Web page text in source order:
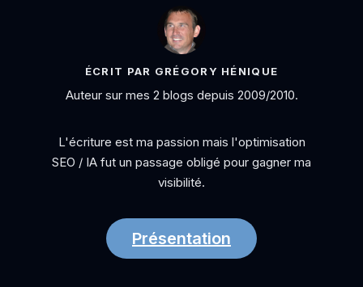
ÉCRIT PAR GRÉGORY HÉNIQUE
Auteur sur mes 2 blogs depuis 2009/2010.
L'écriture est ma passion mais l'optimisation
SEO / IA fut un passage obligé pour gagner ma
visibilité.
Présentation